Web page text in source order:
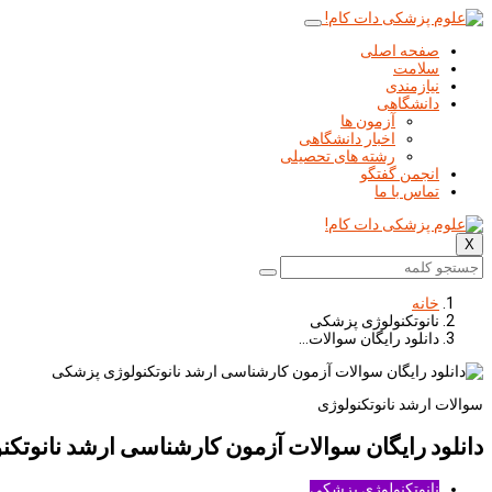
صفحه اصلی
سلامت
نیازمندی
دانشگاهی
آزمون ها
اخبار دانشگاهی
رشته های تحصیلی
انجمن گفتگو
تماس با ما
X
خانه
نانوتکنولوژی پزشکی
دانلود رايگان سوالات…
سوالات ارشد نانوتكنولوژی
دانلود رايگان سوالات آزمون كارشناسی ارشد